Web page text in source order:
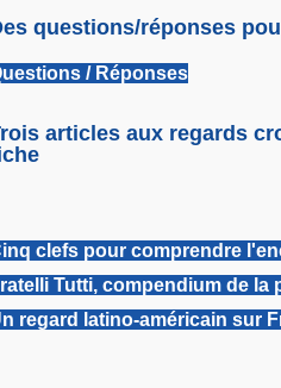
questions/réponses
/ Réponses
articles aux regards
clefs pour comprendre
Tutti, compendium de la
regard latino-américain sur